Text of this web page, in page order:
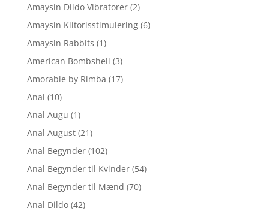
Amaysin Dildo Vibratorer (2)
Amaysin Klitorisstimulering (6)
Amaysin Rabbits (1)
American Bombshell (3)
Amorable by Rimba (17)
Anal (10)
Anal Augu (1)
Anal August (21)
Anal Begynder (102)
Anal Begynder til Kvinder (54)
Anal Begynder til Mænd (70)
Anal Dildo (42)